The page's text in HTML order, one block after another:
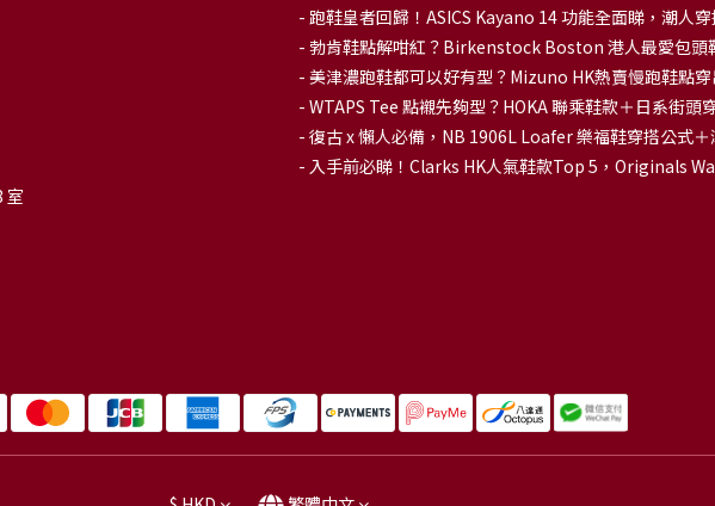
室
- 跑鞋皇者回歸！ASICS Kayano 14 功能全面睇，潮人穿
- 勃肯鞋點解咁紅？Birkenstock Boston 港人最愛包頭
- 美津濃跑鞋都可以好有型？Mizuno HK熱賣慢跑鞋點穿
- WTAPS Tee 點襯先夠型？HOKA 聯乘鞋款＋日系街頭
- 復古 x 懶人必備，NB 1906L Loafer 樂福鞋穿搭公式＋
- 入手前必睇！Clarks HK人氣鞋款Top 5，Originals